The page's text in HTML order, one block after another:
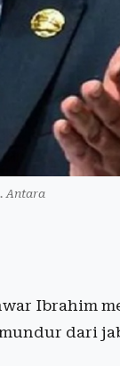
Antara
Ibrahim
dari